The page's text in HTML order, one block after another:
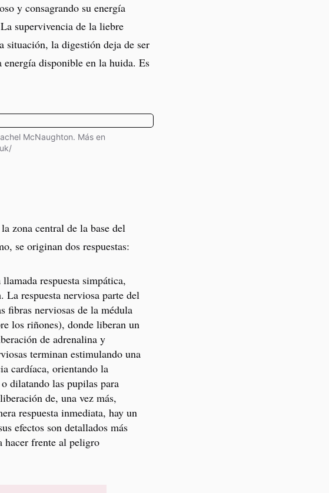
y consagrando su energía
supervivencia de la liebre
situación, la digestión deja de ser
disponible en la huida. Es
McNaughton. Más en
zona central de la base del
se originan dos respuestas:
respuesta simpática,
respuesta nerviosa parte del
fibras nerviosas de la médula
los riñones), donde liberan un
de adrenalina y
terminan estimulando una
cardíaca, orientando la
dilatando las pupilas para
de, una vez más,
respuesta inmediata, hay un
efectos son detallados más
hacer frente al peligro